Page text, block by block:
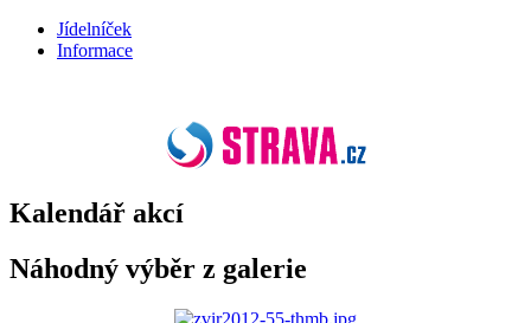
Jídelníček
Informace
Kalendář akcí
Náhodný výběr z galerie